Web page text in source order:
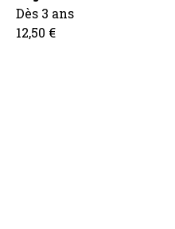
Dès 3 ans
12,50 €